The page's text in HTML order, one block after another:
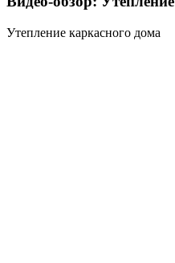
Утепление каркасного дома